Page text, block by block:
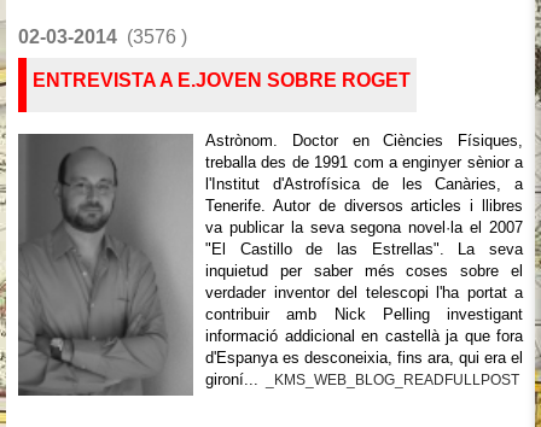
02-03-2014 (3576 )
ENTREVISTA A E.JOVEN SOBRE ROGET
Astrònom. Doctor en Ciències Físiques,
treballa des de 1991 com a enginyer sènior a
l'Institut d'Astrofísica de les Canàries, a
Tenerife. Autor de diversos articles i llibres
va publicar la seva segona novel·la el 2007
"El Castillo de las Estrellas". La seva
inquietud per saber més coses sobre el
verdader inventor del telescopi l'ha portat a
contribuir amb Nick Pelling investigant
informació addicional en castellà ja que fora
d'Espanya es desconeixia, fins ara, qui era el
gironí...
_KMS_WEB_BLOG_READFULLPOST